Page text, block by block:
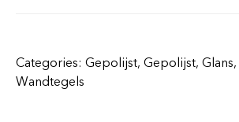
Categories: Gepolijst, Gepolijst, Glans,
Wandtegels